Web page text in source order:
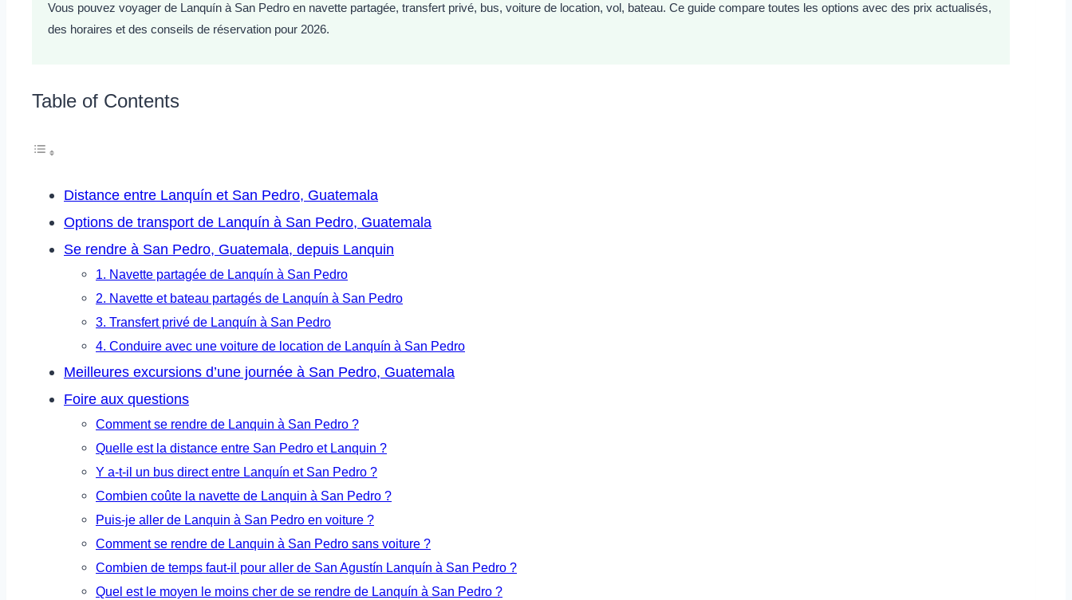
Vous pouvez voyager de Lanquín à San Pedro en navette partagée, transfert privé, bus, voiture de location, vol, bateau. Ce guide compare toutes les options avec des prix actualisés,
des horaires et des conseils de réservation pour 2026.
Table of Contents
Distance entre Lanquín et San Pedro, Guatemala
Options de transport de Lanquín à San Pedro, Guatemala
Se rendre à San Pedro, Guatemala, depuis Lanquin
1. Navette partagée de Lanquín à San Pedro
2. Navette et bateau partagés de Lanquín à San Pedro
3. Transfert privé de Lanquín à San Pedro
4. Conduire avec une voiture de location de Lanquín à San Pedro
Meilleures excursions d’une journée à San Pedro, Guatemala
Foire aux questions
Comment se rendre de Lanquin à San Pedro ?
Quelle est la distance entre San Pedro et Lanquin ?
Y a-t-il un bus direct entre Lanquín et San Pedro ?
Combien coûte la navette de Lanquin à San Pedro ?
Puis-je aller de Lanquin à San Pedro en voiture ?
Comment se rendre de Lanquin à San Pedro sans voiture ?
Combien de temps faut-il pour aller de San Agustín Lanquín à San Pedro ?
Quel est le moyen le moins cher de se rendre de Lanquín à San Pedro ?